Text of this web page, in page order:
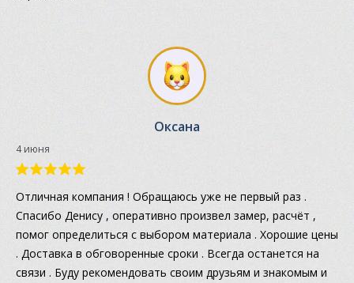
Оксана
4 июня
Отличная компания ! Обращаюсь уже не первый раз .
Спасибо Денису , оперативно произвел замер, расчёт ,
помог определиться с выбором материала . Хорошие цены
. Доставка в обговоренные сроки . Всегда останется на
связи . Буду рекомендовать своим друзьям и знакомым и